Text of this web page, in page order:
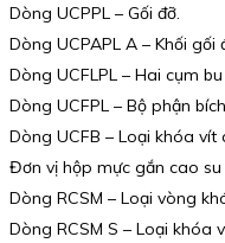
Dòng UCPPL – Gối đỡ.
Dòng UCPAPL A – Khối gối
Dòng UCFLPL – Hai cụm
Dòng UCFPL – Bộ phận
Dòng UCFB – Loại khóa vít
Đơn vị hộp mực gắn cao su
Dòng RCSM – Loại vòng
Dòng RCSM S – Loại khóa